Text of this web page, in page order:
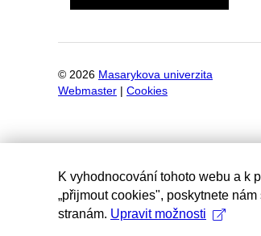
© 2026 Masarykova univerzita
Webmaster
Cookies
K vyhodnocování tohoto webu a k
„přijmout cookies", poskytnete
stranám. Upravit možnosti